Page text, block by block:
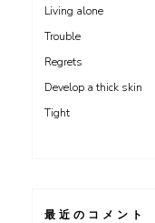
Living alone
Trouble
Regrets
Develop a thick skin
Tight
最近のコメント